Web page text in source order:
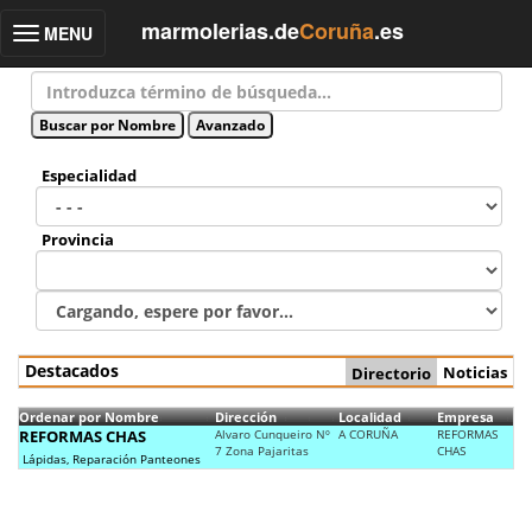
Toggle
MENU marmolerias.deCoruña.es
Especialidad
Provincia
Destacados Directorio Noticias
Ordenar por Nombre Dirección Localidad Empresa
REFORMAS CHAS
Lápidas, Reparación Panteones
Alvaro Cunqueiro Nº
7 Zona Pajaritas
A CORUÑA
REFORMAS
CHAS